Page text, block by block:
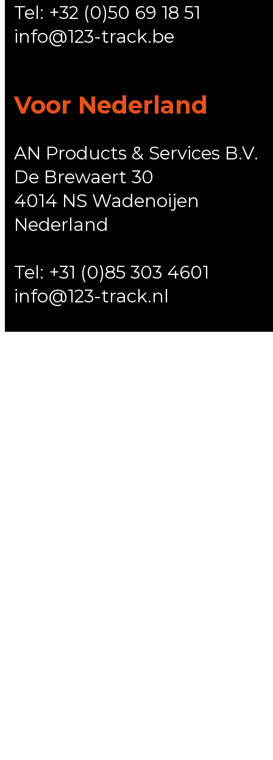
Tel: +32 (0)50 69 18 51
info@123-track.be
Voor Nederland
AN Products & Services B.V.
De Brewaert 30
4014 NS Wadenoijen
Nederland
Tel: +31 (0)85 303 4601
info@123-track.nl